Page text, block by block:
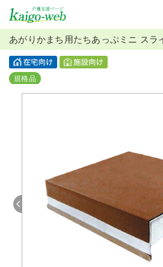
あがりかまち用たちあっぷミニ スラ
規格品
Previous